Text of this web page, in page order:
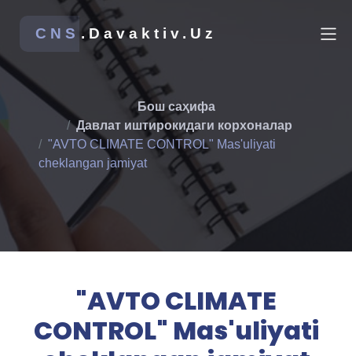
CNS .Davaktiv.Uz
Бош саҳифа
Давлат иштирокидаги корхоналар
"AVTO CLIMATE CONTROL" Mas'uliyati
cheklangan jamiyat
"AVTO CLIMATE
CONTROL" Mas'uliyati